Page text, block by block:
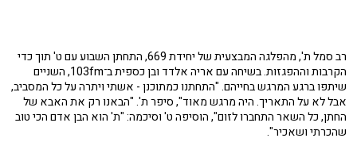
רב סמל ת', מהפלגה המבצעית של יחידת 669, התחתן השבוע עם ט' תוך כדי
הקרבות וההפגזות. בשיחה עם אריה אלדד ובן כספית ב־103fm, השניים
שיתפו ברגע המרגש בחייהם. "התחתנו כמתוכנן - אשתי ויתרה על כל המסביב,
אבל לא על התאריך. היה מרגש מאוד", סיפר ת'. "הבאנו רק את האבא של
החתן, כל השאר התחברו לזום", הוסיפה ט' וסיכמה: "ת' הוא הבן אדם הכי טוב
שהכרתי ושאכיר".